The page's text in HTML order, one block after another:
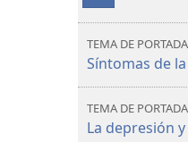
TEMA DE PORTADA
Síntomas de
TEMA DE PORTADA
La depresión